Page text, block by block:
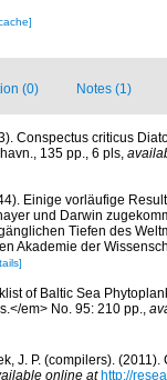
(0) Notes (1)
Conspectus criticus
135 pp., 6 pls,
Einige vorläufige
und Darwin
Tiefen des
Akademie der
of Baltic Sea
em> No. 95: 210 pp.,
J. P. (compilers).
online at http://